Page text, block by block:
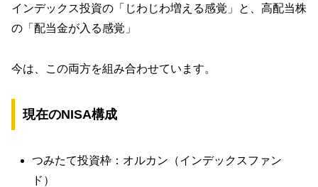
インデックス投資の「じわじわ増える感覚」と、高配当株
の「配当金が入る感覚」
今は、この両方を組み合わせています。
現在のNISA構成
つみたて投資枠：オルカン（インデックスファン
ド）